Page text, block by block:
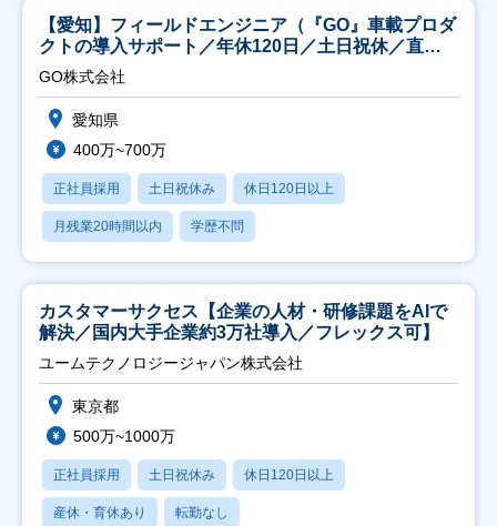
【愛知】フィールドエンジニア（『GO』車載プロダ
クトの導入サポート／年休120日／土日祝休／直行
直帰
GO株式会社
愛知県
400万~700万
正社員採用 土日祝休み 休日120日以上
月残業20時間以内 学歴不問
カスタマーサクセス【企業の人材・研修課題をAIで
解決／国内大手企業約3万社導入／フレックス可】
ユームテクノロジージャパン株式会社
東京都
500万~1000万
正社員採用 土日祝休み 休日120日以上
産休・育休あり 転勤なし